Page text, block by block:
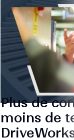
Plus de
moins de